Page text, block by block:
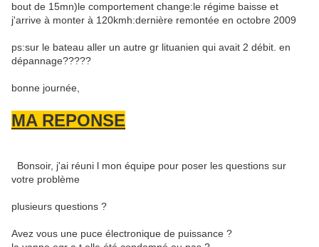
bout de 15mn)le comportement change:le régime baisse et
j'arrive à monter à 120kmh:dernière remontée en octobre 2009
ps:sur le bateau aller un autre gr lituanien qui avait 2 débit. en
dépannage?????
bonne journée,
MA REPONSE
Bonsoir, j'ai réuni l mon équipe pour poser les questions sur
votre problème
plusieurs questions ?
Avez vous une puce électronique de puissance ?